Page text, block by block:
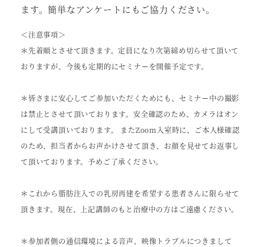
ます。簡単なアンケートにもご協力ください。
＜注意事項＞
＊先着順とさせて頂きます。定員になり次第締め切らせて頂いて
おりますが、今後も定期的にセミナーを開催予定です。
＊皆さまに安心してご参加いただくためにも、セミナー中の撮影
は禁止とさせて頂いております。安全確認のため、カメラはオン
にして受講頂いております。 またZoom入室時に、ご本人様確認
のため、担当者からお声かけさせて頂き、お顔を見せてお返事し
て頂いております。予めご了承ください。
＊これから脂肪注入での乳房再建を希望する患者さんに限らせて
頂きます。現在、上記講師のもと治療中の方はご遠慮ください。
＊参加者側の通信環境による音声、映像トラブルにつきまして